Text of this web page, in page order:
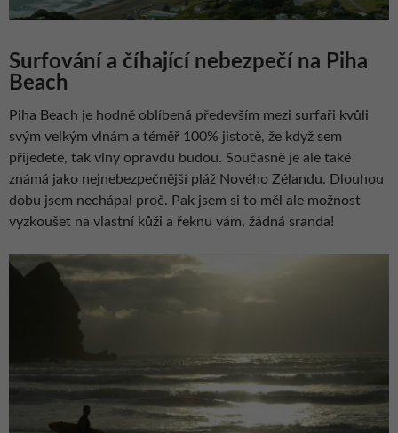
Surfování a číhající nebezpečí na Piha
Beach
Piha Beach je hodně oblíbená především mezi surfaři kvůli
svým velkým vlnám a téměř 100% jistotě, že když sem
přijedete, tak vlny opravdu budou. Současně je ale také
známá jako nejnebezpečnější pláž Nového Zélandu. Dlouhou
dobu jsem nechápal proč. Pak jsem si to měl ale možnost
vyzkoušet na vlastní kůži a řeknu vám, žádná sranda!